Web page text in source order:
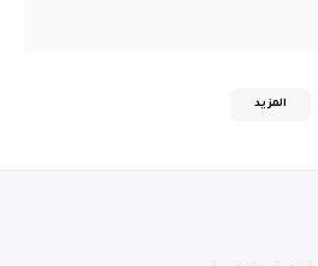
المزيد